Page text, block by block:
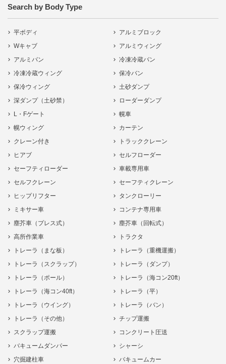
Search by Body Type
平ボディ
アルミブロック
Wキャブ
アルミウィング
アルミバン
冷凍冷蔵バン
冷凍冷蔵ウィング
保冷バン
保冷ウィング
土砂ダンプ
深ダンプ（土砂禁）
ローダーダンプ
L・Fゲート
幌車
幌ウィング
カーテン
クレーン付き
トラッククレーン
ヒアブ
セルフローダー
セーフティローダー
車載専用車
セルフクレーン
セーフティクレーン
ヒップリフター
タンクローリー
ミキサー車
コンテナ専用車
塵芥車（プレス式）
塵芥車（回転式）
高所作業車
トラクタ
トレーラ（まな板）
トレーラ（重機運搬）
トレーラ（スクラップ）
トレーラ（ダンプ）
トレーラ（ポール）
トレーラ（海コン20ft）
トレーラ（海コン40ft）
トレーラ（平）
トレーラ（ウイング）
トレーラ（バン）
トレーラ（その他）
チップ運搬
スクラップ運搬
コンクリート圧送
バキュームダンパー
シャーシ
穴掘建柱車
バキュームカー